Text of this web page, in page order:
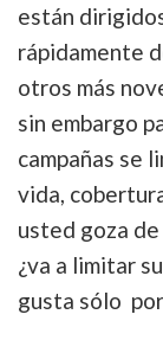
están
rápidamente
otros más
sin embargo
campañas se
vida,
usted goza
¿va a limitar
gusta sólo